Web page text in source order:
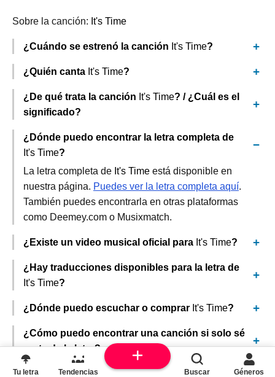
Sobre la canción: It's Time
¿Cuándo se estrenó la canción It's Time?
¿Quién canta It's Time?
¿De qué trata la canción It's Time? / ¿Cuál es el
significado?
¿Dónde puedo encontrar la letra completa de
It's Time?
La letra completa de It's Time está disponible en
nuestra página. Puedes ver la letra completa aquí.
También puedes encontrarla en otras plataformas
como Deemey.com o Musixmatch.
¿Existe un video musical oficial para It's Time?
¿Hay traducciones disponibles para la letra de
It's Time?
¿Dónde puedo escuchar o comprar It's Time?
¿Cómo puedo encontrar una canción si solo sé
parte de la letra?
Tu letra Tendencias Buscar Géneros